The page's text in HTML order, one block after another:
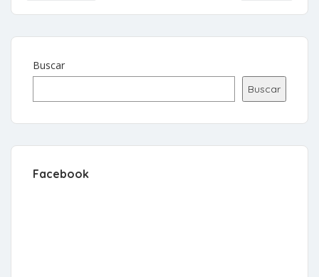
Buscar
Buscar
Facebook